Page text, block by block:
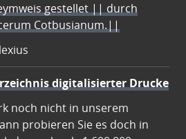
gestellet || durch
Cotbusianum.||
digitalisierter Drucke
noch nicht in unserem
probieren Sie es doch in